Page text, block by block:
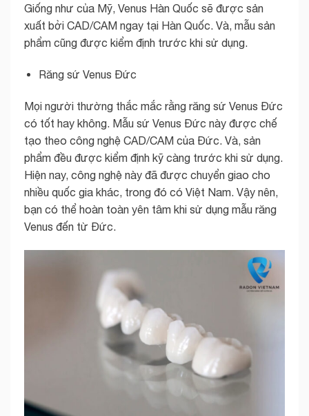
Giống như của Mỹ, Venus Hàn Quốc sẽ được sản
xuất bởi CAD/CAM ngay tại Hàn Quốc. Và, mẫu sản
phẩm cũng được kiểm định trước khi sử dụng.
Răng sứ Venus Đức
Mọi người thường thắc mắc rằng răng sứ Venus Đức
có tốt hay không. Mẫu sứ Venus Đức này được chế
tạo theo công nghệ CAD/CAM của Đức. Và, sản
phẩm đều được kiểm định kỹ càng trước khi sử dụng.
Hiện nay, công nghệ này đã được chuyển giao cho
nhiều quốc gia khác, trong đó có Việt Nam. Vậy nên,
bạn có thể hoàn toàn yên tâm khi sử dụng mẫu răng
Venus đến từ Đức.